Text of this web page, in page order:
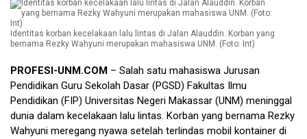
Identitas korban kecelakaan lalu lintas di Jalan Alauddin. Korban yang
bernama Rezky Wahyuni merupakan mahasiswa UNM. (Foto: Int)
PROFESI-UNM.COM – Salah satu mahasiswa Jurusan
Pendidikan Guru Sekolah Dasar (PGSD) Fakultas Ilmu
Pendidikan (FIP) Universitas Negeri Makassar (UNM) meninggal
dunia dalam kecelakaan lalu lintas. Korban yang bernama Rezky
Wahyuni meregang nyawa setelah terlindas mobil kontainer di